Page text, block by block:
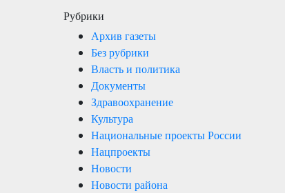
Рубрики
Архив газеты
Без рубрики
Власть и политика
Документы
Здравоохранение
Культура
Национальные проекты России
Нацпроекты
Новости
Новости района